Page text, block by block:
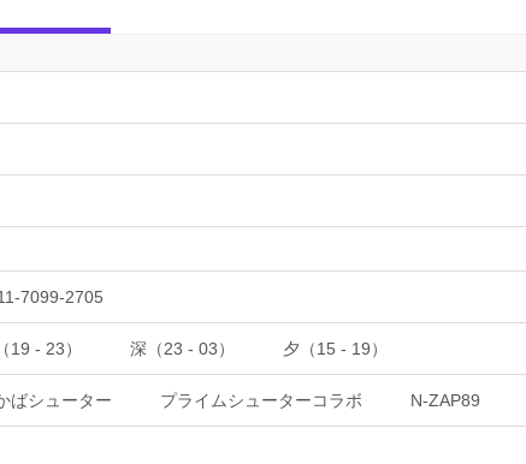
7099-2705
19 - 23） 深（23 - 03） 夕（15 - 19）
ばシューター プライムシューターコラボ N-ZAP89